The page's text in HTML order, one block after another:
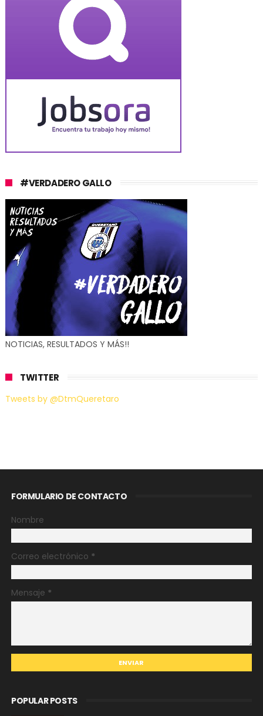
#VERDADERO GALLO
NOTICIAS, RESULTADOS Y MÁS!!
TWITTER
Tweets by @DtmQueretaro
FORMULARIO DE CONTACTO
Nombre
Correo electrónico *
Mensaje *
POPULAR POSTS